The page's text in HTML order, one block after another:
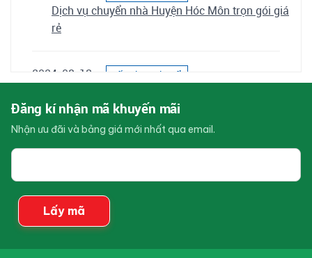
Dịch vụ chuyển nhà Huyện Hóc Môn trọn gói giá
rẻ
2024-08-13 Kiến Thức Chuyển
Nhà
Dịch vụ chuyển nhà Huyện Bình Chánh trọn gói
giá rẻ
Dịch vụ chuyển nhà Huyện Củ Chi trọn gói giá rẻ
Nhà
Đăng kí nhận mã khuyến mãi
Nhận ưu đãi và bảng giá mới nhất qua email.
Email
bạn
Lấy mã